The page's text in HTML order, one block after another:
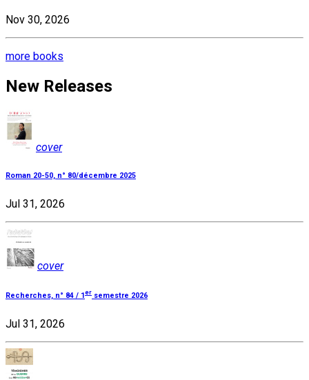
Nov 30, 2026
more books
New Releases
cover
Roman 20-50, n° 80/décembre 2025
Jul 31, 2026
cover
Recherches, n° 84 / 1 er semestre 2026
Jul 31, 2026